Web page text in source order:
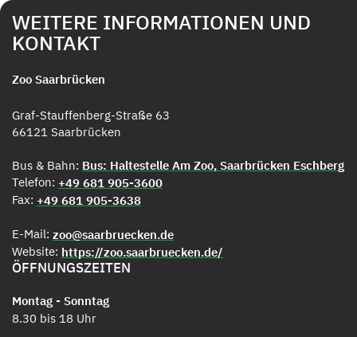
WEITERE INFORMATIONEN UND
KONTAKT
Zoo Saarbrücken
Graf-Stauffenberg-Straße 63
66121 Saarbrücken
Bus & Bahn: Bus: Haltestelle Am Zoo, Saarbrücken Eschberg
Telefon: +49 681 905-3600
Fax: +49 681 905-3638
E-Mail: zoo@saarbruecken.de
Website: https://zoo.saarbruecken.de/
ÖFFNUNGSZEITEN
Montag - Sonntag
8.30 bis 18 Uhr